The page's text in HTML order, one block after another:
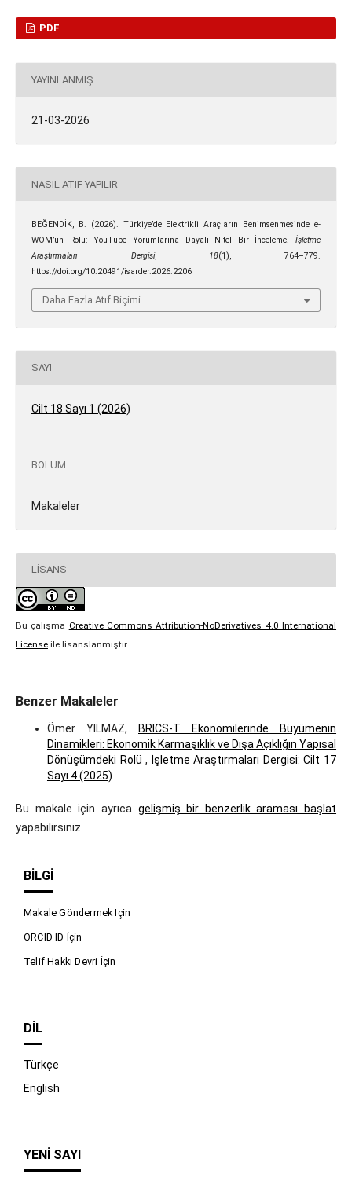
PDF
YAYINLANMIŞ
21-03-2026
NASIL ATIF YAPILIR
BEĞENDİK, B. (2026). Türkiye’de Elektrikli Araçların Benimsenmesinde e-
WOM’un Rolü: YouTube Yorumlarına Dayalı Nitel Bir İnceleme.İşletme
Araştırmaları Dergisi, 18(1), 764–779.
https://doi.org/10.20491/isarder.2026.2206
Daha Fazla Atıf Biçimi
SAYI
Cilt 18 Sayı 1 (2026)
BÖLÜM
Makaleler
LISANS
Bu çalışma Creative Commons Attribution-NoDerivatives 4.0 International
Licenseile lisanslanmıştır.
Benzer Makaleler
Ömer YILMAZ,
BRICS-T Ekonomilerinde Büyümenin
Dinamikleri: Ekonomik Karmaşıklık ve Dışa Açıklığın Yapısal
Dönüşümdeki Rolü, İşletme Araştırmaları Dergisi: Cilt 17
Sayı 4 (2025)
Bu makale için ayrıca gelişmiş bir benzerlik araması başlat
yapabilirsiniz.
BILGI
Makale Göndermek İçin
ORCID ID İçin
Telif Hakkı Devri İçin
DIL
Türkçe
English
YENI SAYI